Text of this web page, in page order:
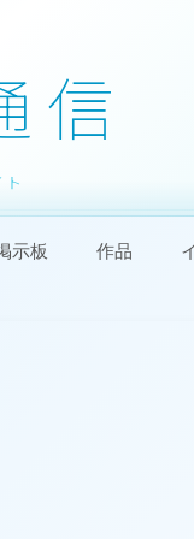
信
示板 作品